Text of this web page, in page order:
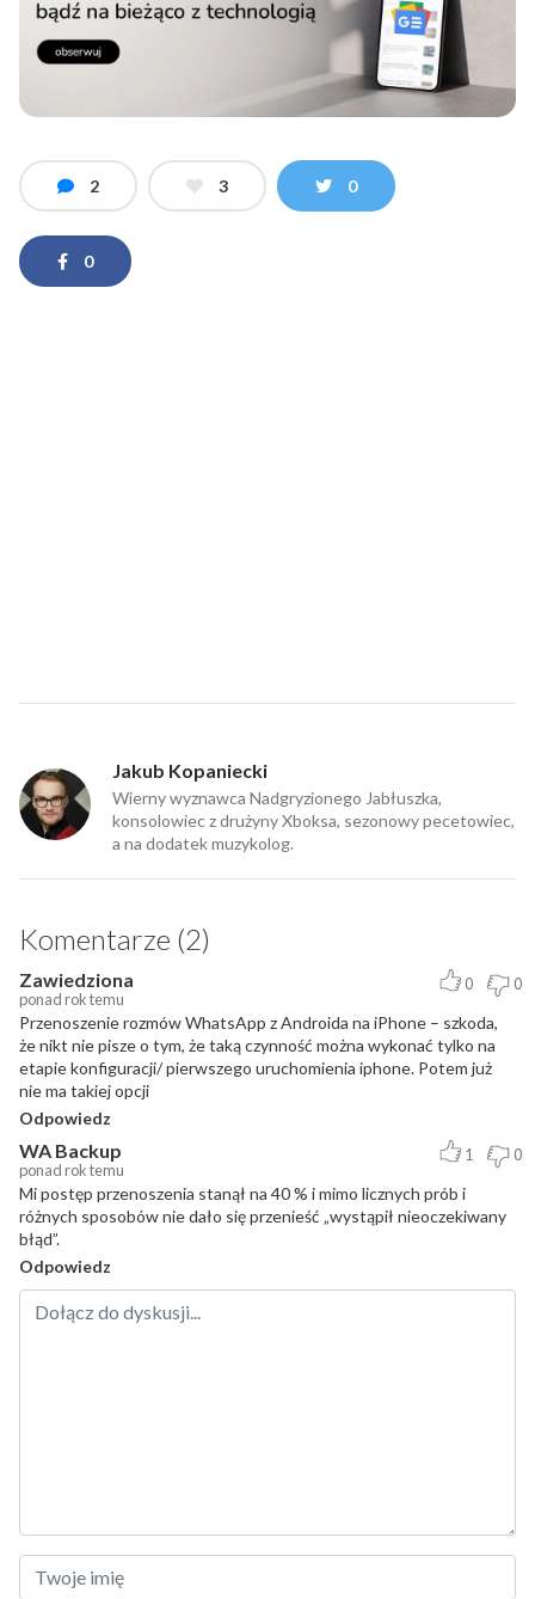
2 3 0
0
Jakub Kopaniecki
Wierny wyznawca Nadgryzionego Jabłuszka,
konsolowiec z drużyny Xboksa, sezonowy pecetowiec,
a na dodatek muzykolog.
Komentarze (2)
Zawiedziona
ponad rok temu
0 0
Przenoszenie rozmów WhatsApp z Androida na iPhone – szkoda,
że nikt nie pisze o tym, że taką czynność można wykonać tylko na
etapie konfiguracji/ pierwszego uruchomienia iphone. Potem już
nie ma takiej opcji
Odpowiedz
WA Backup
ponad rok temu
1 0
Mi postęp przenoszenia stanął na 40 % i mimo licznych prób i
różnych sposobów nie dało się przenieść „wystąpił nieoczekiwany
błąd”.
Odpowiedz